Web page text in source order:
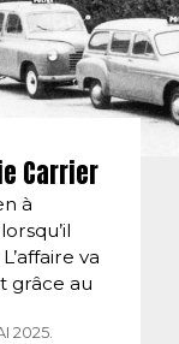
Carrier
à
va
grâce au
2025.